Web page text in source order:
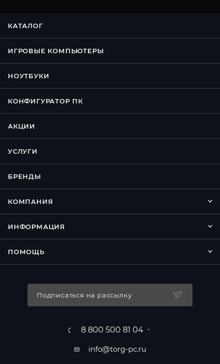
КАТАЛОГ
ИГРОВЫЕ КОМПЬЮТЕРЫ
НОУТБУКИ
КОНФИГУРАТОР ПК
АКЦИИ
УСЛУГИ
БРЕНДЫ
КОМПАНИЯ
ИНФОРМАЦИЯ
ПОМОЩЬ
Подписаться на рассылку
8 800 500 81 04
info@torg-pc.ru